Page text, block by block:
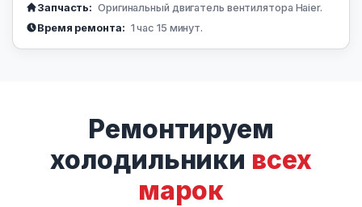
Запчасть: Оригинальный двигатель вентилятора Haier.
Время ремонта: 1 час 15 минут.
Ремонтируем
холодильники всех
марок